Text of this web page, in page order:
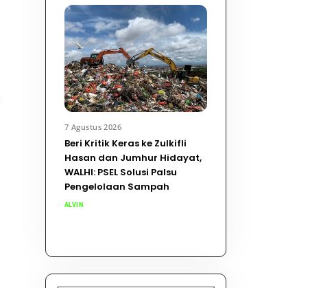
7 Agustus 2026
Beri Kritik Keras ke Zulkifli
Hasan dan Jumhur Hidayat,
WALHI: PSEL Solusi Palsu
Pengelolaan Sampah
ALVIN